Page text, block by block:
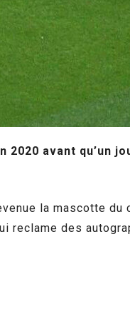
avant qu’un
la mascotte du
reclame des